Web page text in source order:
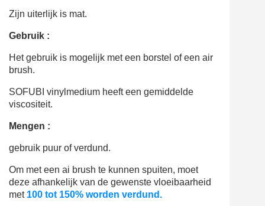
Zijn uiterlijk is mat.
Gebruik :
Het gebruik is mogelijk met een borstel of een air
brush.
SOFUBI vinylmedium heeft een gemiddelde
viscositeit.
Mengen :
gebruik puur of verdund.
Om met een ai brush te kunnen spuiten, moet
deze afhankelijk van de gewenste vloeibaarheid
met 100 tot 150% worden verdund .